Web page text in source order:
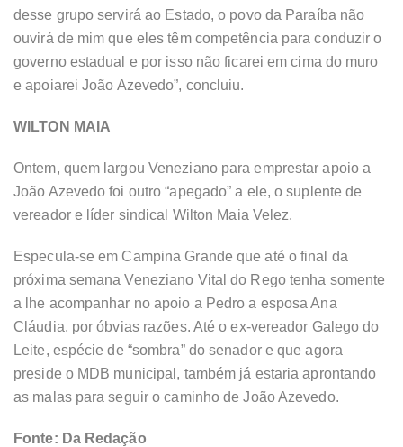
desse grupo servirá ao Estado, o povo da Paraíba não
ouvirá de mim que eles têm competência para conduzir o
governo estadual e por isso não ficarei em cima do muro
e apoiarei João Azevedo”, concluiu.
WILTON MAIA
Ontem, quem largou Veneziano para emprestar apoio a
João Azevedo foi outro “apegado” a ele, o suplente de
vereador e líder sindical Wilton Maia Velez.
Especula-se em Campina Grande que até o final da
próxima semana Veneziano Vital do Rego tenha somente
a lhe acompanhar no apoio a Pedro a esposa Ana
Cláudia, por óbvias razões. Até o ex-vereador Galego do
Leite, espécie de “sombra” do senador e que agora
preside o MDB municipal, também já estaria aprontando
as malas para seguir o caminho de João Azevedo.
Fonte: Da Redação